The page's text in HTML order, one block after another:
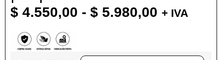
$ 4.550,00 - $ 5.980,00 + IVA